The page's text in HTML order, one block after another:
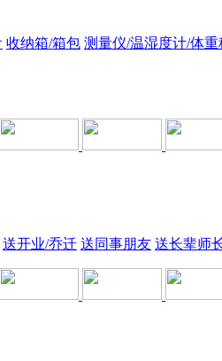
收纳箱/箱包 测量仪/温湿度计/体重
送开业/乔迁 送同事朋友 送长辈师